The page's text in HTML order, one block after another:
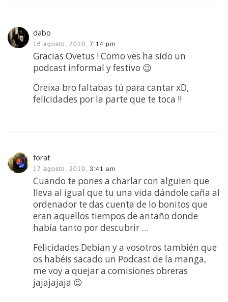
dabo
16 agosto, 2010, 7:14 pm
Gracias Ovetus ! Como ves ha sido un
podcast informal y festivo 😉
Oreixa bro faltabas tú para cantar xD,
felicidades por la parte que te toca !!
forat
17 agosto, 2010, 3:41 am
Cuando te pones a charlar con alguien que
lleva al igual que tu una vida dándole caña al
ordenador te das cuenta de lo bonitos que
eran aquellos tiempos de antaño donde
había tanto por descubrir …
Felicidades Debian y a vosotros también que
os habéis sacado un Podcast de la manga,
me voy a quejar a comisiones obreras
jajajajaja 😉